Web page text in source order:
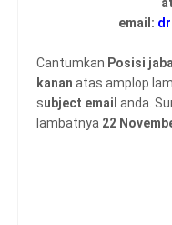
email:
Cantumkan Posisi
kanan atas amplop
subject email anda.
lambatnya 22